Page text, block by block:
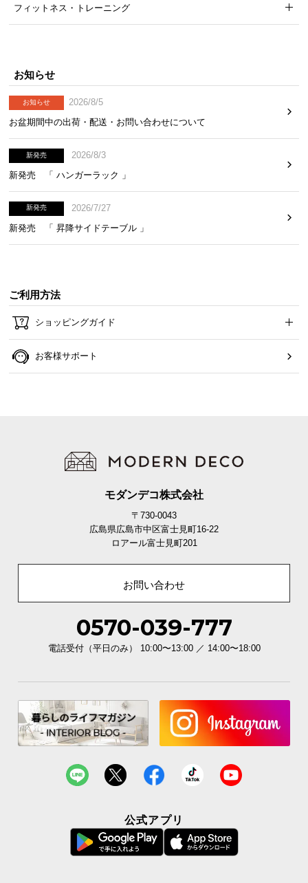
フィットネス・トレーニング
お知らせ
お知らせ
2026/8/5
お盆期間中の出荷・配送・お問い合わせについて
新発売
2026/8/3
新発売 「 ハンガーラック 」
新発売
2026/7/27
新発売 「 昇降サイドテーブル 」
ご利用方法
ショッピングガイド
お客様サポート
モダンデコ株式会社
〒730-0043
広島県広島市中区富士見町16-22
ロアール富士見町201
お問い合わせ
0570-039-777
電話受付（平日のみ） 10:00〜13:00 ／ 14:00〜18:00
公式アプリ